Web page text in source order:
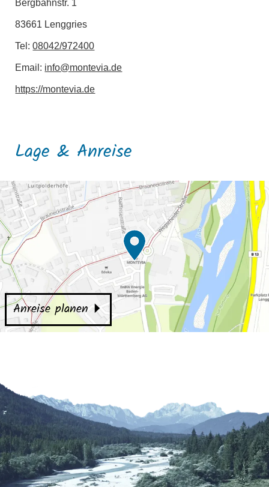
Bergbahnstr. 1
83661 Lenggries
Tel:08042/972400
Email: info@montevia.de
https://montevia.de
Lage & Anreise
Anreise planen